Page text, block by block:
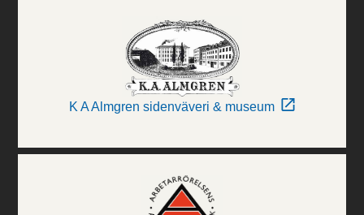
K A Almgren sidenväveri & museum